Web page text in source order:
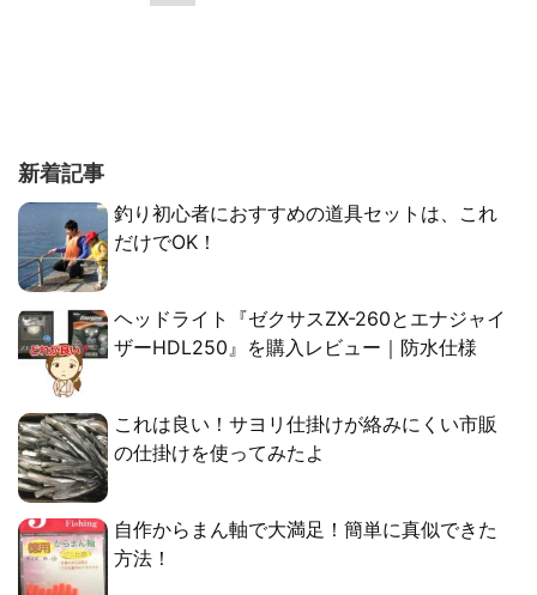
新着記事
釣り初心者におすすめの道具セットは、これ
だけでOK！
ヘッドライト『ゼクサスZX-260とエナジャイ
ザーHDL250』を購入レビュー｜防水仕様
これは良い！サヨリ仕掛けが絡みにくい市販
の仕掛けを使ってみたよ
自作からまん軸で大満足！簡単に真似できた
方法！